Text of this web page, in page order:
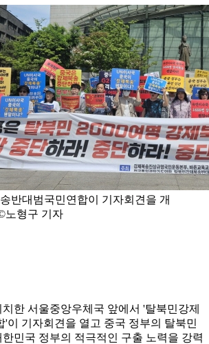
반대범국민연합이 기자회견을 개
노형구 기자
한 서울중앙우체국 앞에서 '탈북민강제
'이 기자회견을 열고 중국 정부의 탈북민
민국 정부의 적극적인 구출 노력을 강력